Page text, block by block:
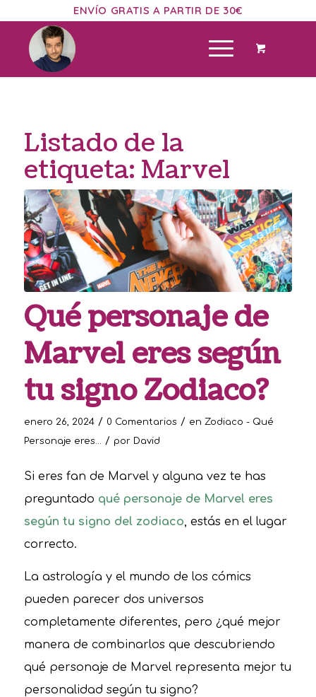
ENVÍO GRATIS A PARTIR DE 30€
Listado de la
etiqueta: Marvel
Qué personaje de
Marvel eres según
tu signo Zodiaco?
enero 26, 2024 / 0 Comentarios / en Zodiaco - Qué
Personaje eres...
/ por David
Si eres fan de Marvel y alguna vez te has
preguntado qué personaje de Marvel eres
según tu signo del zodiaco, estás en el lugar
correcto.
La astrología y el mundo de los cómics
pueden parecer dos universos
completamente diferentes, pero ¿qué mejor
manera de combinarlos que descubriendo
qué personaje de Marvel representa mejor tu
personalidad según tu signo?